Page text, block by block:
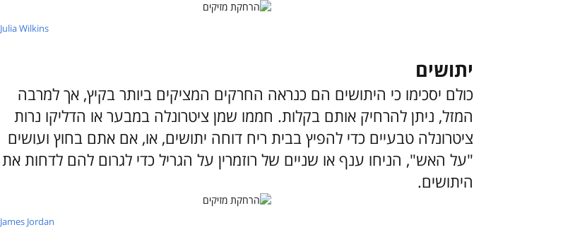
Julia Wilkins
יתושים
כולם יסכימו כי היתושים הם כנראה החרקים המציקים ביותר בקיץ, אך למרבה
המזל, ניתן להרחיק אותם בקלות. חממו שמן ציטרונלה במבער או הדליקו נרות
ציטרונלה טבעיים כדי להפיץ בבית ריח דוחה יתושים, או, אם אתם בחוץ ועושים
"על האש", הניחו ענף או שניים של רוזמרין על הגריל כדי לגרום להם לדחות את
היתושים.
James Jordan